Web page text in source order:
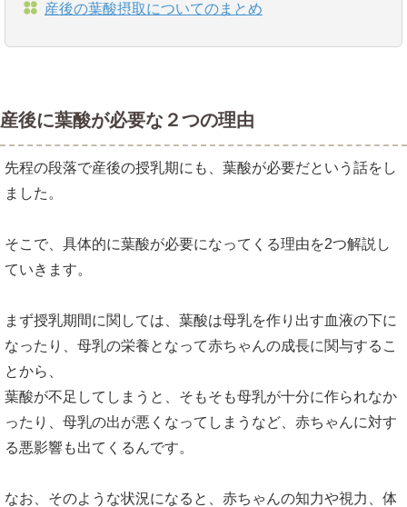
産後の葉酸摂取についてのまとめ
産後に葉酸が必要な２つの理由
先程の段落で産後の授乳期にも、葉酸が必要だという話をし
ました。
そこで、具体的に葉酸が必要になってくる理由を2つ解説し
ていきます。
まず授乳期間に関しては、葉酸は母乳を作り出す血液の下に
なったり、母乳の栄養となって赤ちゃんの成長に関与するこ
とから、
葉酸が不足してしまうと、そもそも母乳が十分に作られなか
ったり、母乳の出が悪くなってしまうなど、赤ちゃんに対す
る悪影響も出てくるんです。
なお、そのような状況になると、赤ちゃんの知力や視力、体